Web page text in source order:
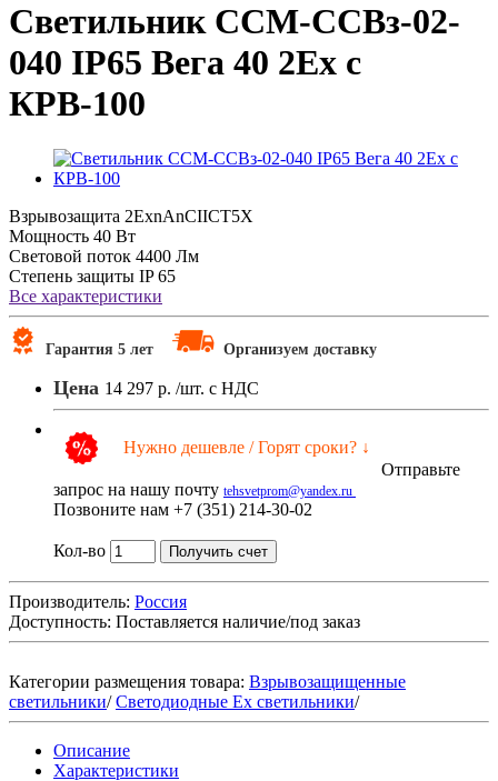
Светильник ССМ-ССВз-02-
040 IP65 Вега 40 2Ex с
КРВ-100
Взрывозащита 2ЕхnAnCIICT5X
Мощность 40 Вт
Световой поток 4400 Лм
Степень защиты IP 65
Все характеристики
Гарантия 5 лет Организуем доставку
Цена 14 297 р. /шт. с НДС
Нужно дешевле / Горят сроки? ↓
Отправьте
запрос на нашу почту tehsvetprom@yandex.ru
Позвоните нам +7 (351) 214-30-02
Кол-во Получить счет
Производитель: Россия
Доступность: Поставляется наличие/под заказ
Категории размещения товара: Взрывозащищенные
светильники/Светодиодные Ex светильники/
Описание
Характеристики